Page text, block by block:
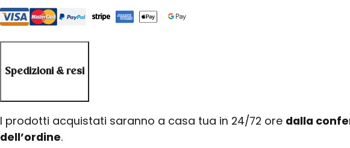
Spedizioni & resi
I prodotti acquistati saranno a casa tua in 24/72 ore dalla
dell’ordine.